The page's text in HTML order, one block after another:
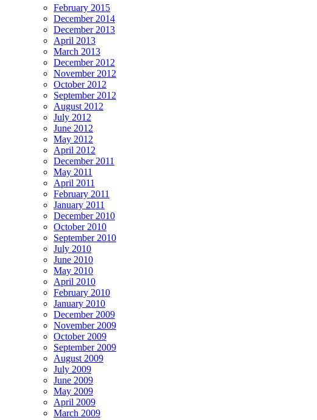
February 2015
December 2014
December 2013
April 2013
March 2013
December 2012
November 2012
October 2012
September 2012
August 2012
July 2012
June 2012
May 2012
April 2012
December 2011
May 2011
April 2011
February 2011
January 2011
December 2010
October 2010
September 2010
July 2010
June 2010
May 2010
April 2010
February 2010
January 2010
December 2009
November 2009
October 2009
September 2009
August 2009
July 2009
June 2009
May 2009
April 2009
March 2009